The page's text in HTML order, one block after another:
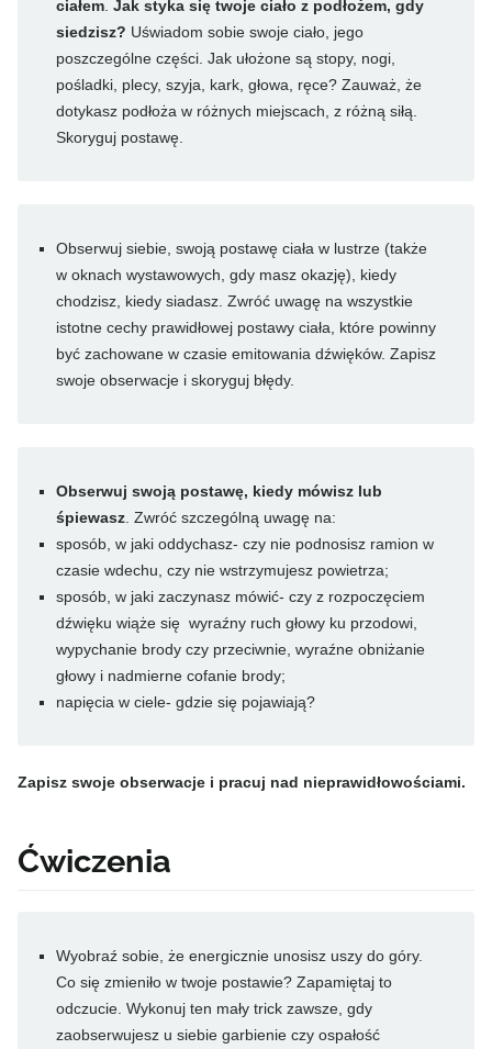
ciałem Jak styka się twoje ciało z podłożem, gdy
siedzisz? Uświadom sobie swoje ciało, jego
poszczególne części. Jak ułożone są stopy, nogi,
pośladki, plecy, szyja, kark, głowa, ręce? Zauważ, że
dotykasz podłoża w różnych miejscach, z różną siłą.
Skoryguj postawę.
Obserwuj siebie, swoją postawę ciała w lustrze (także
w oknach wystawowych, gdy masz okazję), kiedy
chodzisz, kiedy siadasz. Zwróć uwagę na wszystkie
istotne cechy prawidłowej postawy ciała, które powinny
być zachowane w czasie emitowania dźwięków. Zapisz
swoje obserwacje i skoryguj błędy.
Obserwuj swoją postawę, kiedy mówisz lub
śpiewasz . Zwróć szczególną uwagę na:
sposób, w jaki oddychasz- czy nie podnosisz ramion w
czasie wdechu, czy nie wstrzymujesz powietrza;
sposób, w jaki zaczynasz mówić- czy z rozpoczęciem
dźwięku wiąże się wyraźny ruch głowy ku przodowi,
wypychanie brody czy przeciwnie, wyraźne obniżanie
głowy i nadmierne cofanie brody;
napięcia w ciele- gdzie się pojawiają?
Zapisz swoje obserwacje i pracuj nad nieprawidłowościami.
Ćwiczenia
Wyobraź sobie, że energicznie unosisz uszy do góry.
Co się zmieniło w twoje postawie? Zapamiętaj to
odczucie. Wykonuj ten mały trick zawsze, gdy
zaobserwujesz u siebie garbienie czy ospałość